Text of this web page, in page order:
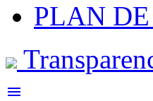
PLAN
menu